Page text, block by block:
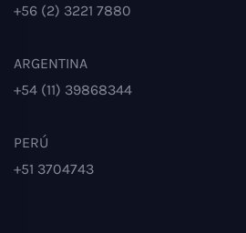
+56 (2) 3221 7880
ARGENTINA
+54 (11) 39868344
PERÚ
+51 3704743